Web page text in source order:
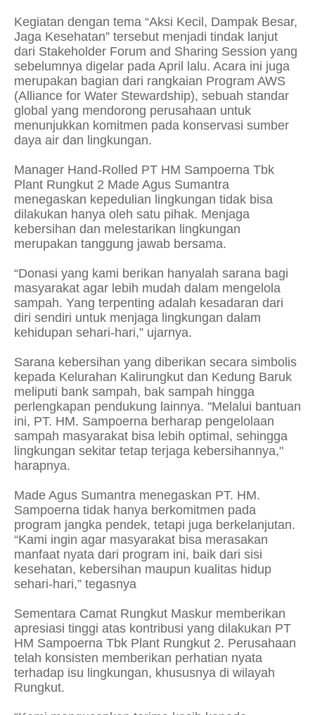
Kegiatan dengan tema “Aksi Kecil, Dampak Besar,
Jaga Kesehatan” tersebut menjadi tindak lanjut
dari Stakeholder Forum and Sharing Session yang
sebelumnya digelar pada April lalu. Acara ini juga
merupakan bagian dari rangkaian Program AWS
(Alliance for Water Stewardship), sebuah standar
global yang mendorong perusahaan untuk
menunjukkan komitmen pada konservasi sumber
daya air dan lingkungan.
Manager Hand-Rolled PT HM Sampoerna Tbk
Plant Rungkut 2 Made Agus Sumantra
menegaskan kepedulian lingkungan tidak bisa
dilakukan hanya oleh satu pihak. Menjaga
kebersihan dan melestarikan lingkungan
merupakan tanggung jawab bersama.
“Donasi yang kami berikan hanyalah sarana bagi
masyarakat agar lebih mudah dalam mengelola
sampah. Yang terpenting adalah kesadaran dari
diri sendiri untuk menjaga lingkungan dalam
kehidupan sehari-hari,” ujarnya.
Sarana kebersihan yang diberikan secara simbolis
kepada Kelurahan Kalirungkut dan Kedung Baruk
meliputi bank sampah, bak sampah hingga
perlengkapan pendukung lainnya. "Melalui bantuan
ini, PT. HM. Sampoerna berharap pengelolaan
sampah masyarakat bisa lebih optimal, sehingga
lingkungan sekitar tetap terjaga kebersihannya,"
harapnya.
Made Agus Sumantra menegaskan PT. HM.
Sampoerna tidak hanya berkomitmen pada
program jangka pendek, tetapi juga berkelanjutan.
“Kami ingin agar masyarakat bisa merasakan
manfaat nyata dari program ini, baik dari sisi
kesehatan, kebersihan maupun kualitas hidup
sehari-hari,” tegasnya
Sementara Camat Rungkut Maskur memberikan
apresiasi tinggi atas kontribusi yang dilakukan PT
HM Sampoerna Tbk Plant Rungkut 2. Perusahaan
telah konsisten memberikan perhatian nyata
terhadap isu lingkungan, khususnya di wilayah
Rungkut.